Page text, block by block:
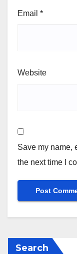
Email *
Website
Save my name,
the next time I
Search